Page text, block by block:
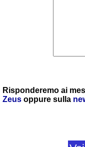
Risponderemo ai
Zeus oppure sulla